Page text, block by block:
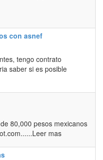
con asnef
tengo contrato
saber si es posible
80,000 pesos mexicanos
mas